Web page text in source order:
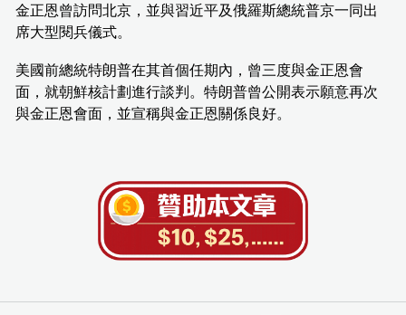
金正恩曾訪問北京，並與習近平及俄羅斯總統普京一同出
席大型閱兵儀式。
美國前總統特朗普在其首個任期內，曾三度與金正恩會
面，就朝鮮核計劃進行談判。特朗普曾公開表示願意再次
與金正恩會面，並宣稱與金正恩關係良好。